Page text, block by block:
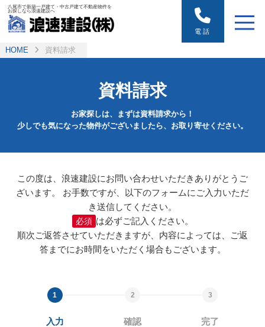
八尾市で新築一戸建て・中古戸建て不動産物件を
お探しなら浪速建設へ
電話
HOME 資料請求
資料請求
お家探しは、まずは資料請求から！
少しでも気になった物件がございましたら、お取り寄せください。
この度は、浪速建設にお問い合わせいただきありがとうご
ざいます。
お手数ですが、以下のフォームにご入力いただ
き送信してください。
必須 は必ずご記入ください。
順次ご返答させていただきますが、内容によっては、ご返
答までにお時間をいただく場合もございます。
入力 確認 完了